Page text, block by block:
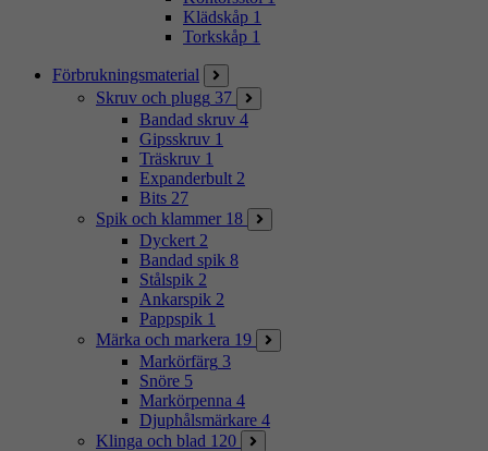
Klädskåp 1
Torkskåp 1
Förbrukningsmaterial
Skruv och plugg 37
Bandad skruv 4
Gipsskruv 1
Träskruv 1
Expanderbult 2
Bits 27
Spik och klammer 18
Dyckert 2
Bandad spik 8
Stålspik 2
Ankarspik 2
Pappspik 1
Märka och markera 19
Markörfärg 3
Snöre 5
Markörpenna 4
Djuphålsmärkare 4
Klinga och blad 120